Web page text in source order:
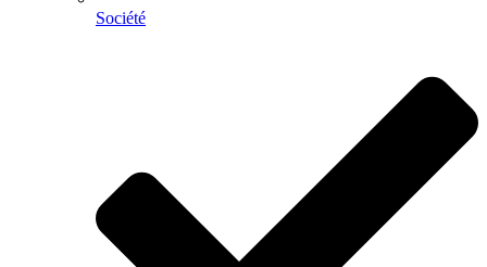
Société